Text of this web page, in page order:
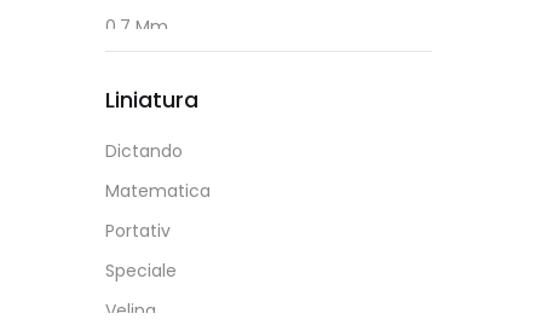
DP
DP Collection
Erich Krause
0.7 Mm
Liniatura
Dictando
Matematica
Portativ
Speciale
Velina